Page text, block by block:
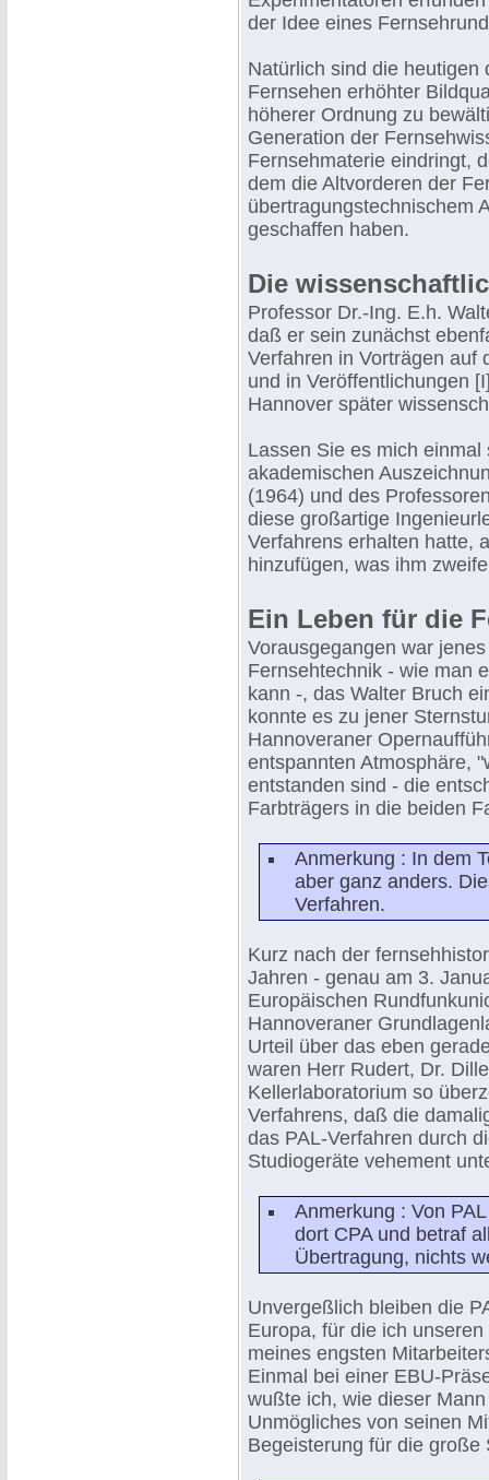
der Idee eines
Natürlich sind die heutigen
Fernsehen erhöhter
höherer Ordnung zu
Generation der
Fernsehmaterie eindringt,
dem die Altvorderen der
übertragungstechnischem
geschaffen haben.
Die
Professor Dr.-Ing. E.h.
daß er sein zunächst
Verfahren in Vorträgen auf
und in Veröffentlichungen
Hannover später
Lassen Sie es mich
akademischen
(1964) und des
diese großartige
Verfahrens erhalten hatte,
hinzufügen, was ihm
Ein Leben für die
Vorausgegangen war
Fernsehtechnik - wie man
kann -, das Walter Bruch
konnte es zu jener
Hannoveraner
entspannten Atmosphäre,
entstanden sind - die
Farbträgers in die beiden
Anmerkung : In dem
aber ganz anders.
Verfahren.
Kurz nach der
Jahren - genau am 3.
Europäischen
Hannoveraner
Urteil über das eben
waren Herr Rudert, Dr.
Kellerlaboratorium so
Verfahrens, daß die
das PAL-Verfahren durch
Studiogeräte vehement
Anmerkung : Von
dort CPA und betraf
Übertragung, nichts
Unvergeßlich bleiben die
Europa, für die ich
meines engsten
Einmal bei einer EBU-
wußte ich, wie dieser
Unmögliches von seinen
Begeisterung für die